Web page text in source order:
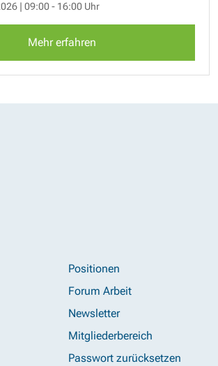
| 09:00 - 16:00 Uhr
Mehr erfahren
Positionen
Forum Arbeit
Newsletter
Mitgliederbereich
Passwort zurücksetzen